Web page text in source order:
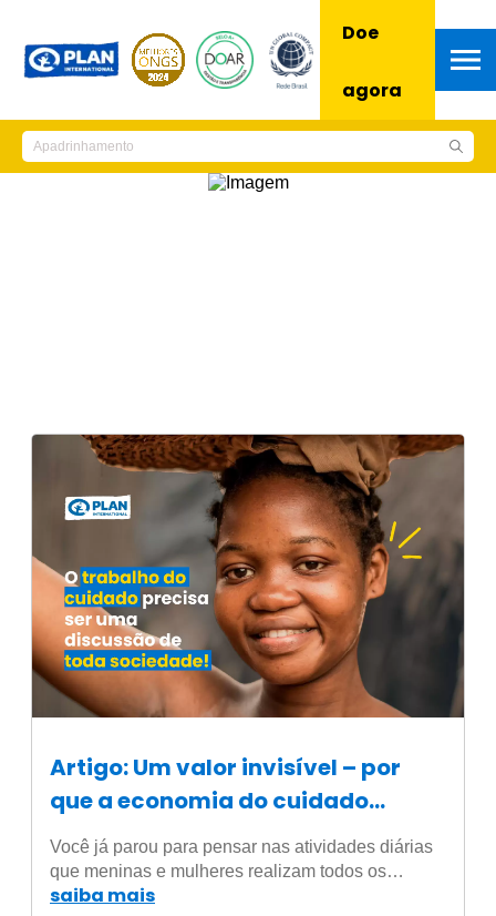
Doe
agora
Artigo: Um valor invisível – por
que a economia do cuidado
sustenta o mundo?
Você já parou para pensar nas atividades diárias
que meninas e mulheres realizam todos os…
saiba mais